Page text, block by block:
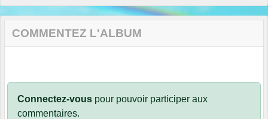
COMMENTEZ L'ALBUM
Connectez-vous pour pouvoir participer aux
commentaires.